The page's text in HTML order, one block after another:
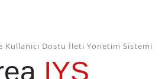
Kullanıcı Dostu İleti Yönetim Sistemi
IYS